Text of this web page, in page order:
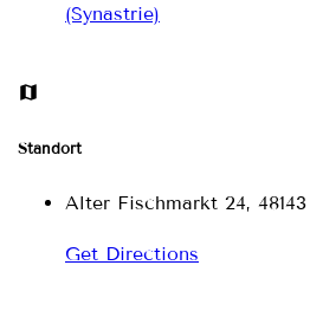
(Synastrie)
Standort
Alter Fischmarkt 24,
Get Directions